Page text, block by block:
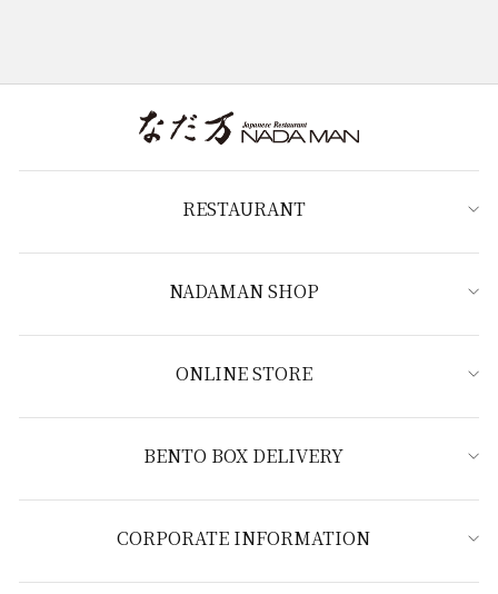
RESTAURANT
NADAMAN SHOP
ONLINE STORE
BENTO BOX DELIVERY
CORPORATE INFORMATION